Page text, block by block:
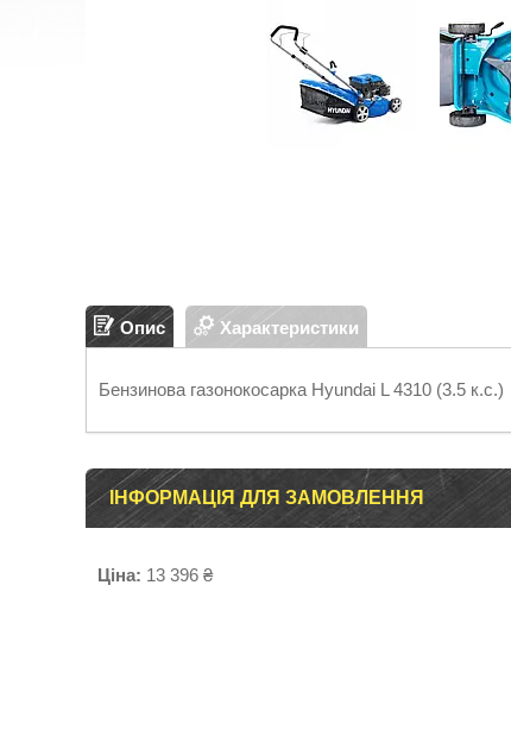
Опис Характеристики
Бензинова газонокосарка Hyundai L 4310 (3.5 к.с.)
ІНФОРМАЦІЯ ДЛЯ ЗАМОВЛЕННЯ
Ціна: 13 396 ₴